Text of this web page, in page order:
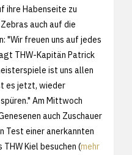
ihre Habenseite zu
auch auf die
"Wir freuen uns auf jedes
THW-Kapitän Patrick
ist uns allen
es jetzt, wieder
Am Mittwoch
auch Zuschauer
Test einer anerkannten
Kiel besuchen (mehr